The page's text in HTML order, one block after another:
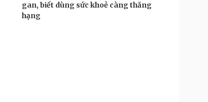
gan, biết dùng sức khoẻ càng thăng
hạng